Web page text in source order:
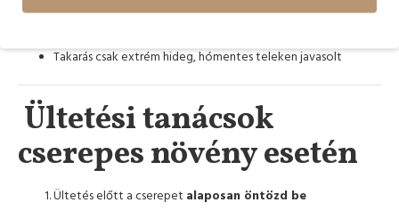
Takarás csak extrém hideg, hómentes teleken javasolt
Ültetési tanácsok
cserepes növény esetén
Ültetés előtt a cserepet alaposan öntözd be